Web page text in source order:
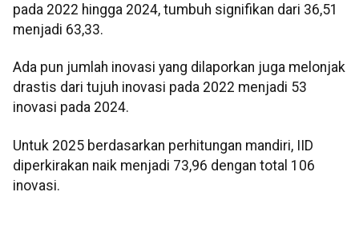
pada 2022 hingga 2024, tumbuh signifikan dari 36,51
menjadi 63,33.
Ada pun jumlah inovasi yang dilaporkan juga melonjak
drastis dari tujuh inovasi pada 2022 menjadi 53
inovasi pada 2024.
Untuk 2025 berdasarkan perhitungan mandiri, IID
diperkirakan naik menjadi 73,96 dengan total 106
inovasi.